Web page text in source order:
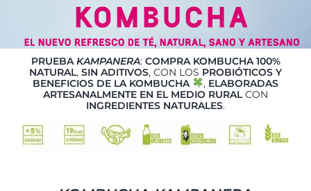
PRUEBAKAMPANERA: COMPRA KOMBUCHA 100%
NATURAL, SIN ADITIVOS, CON LOS PROBIÓTICOS Y
BENEFICIOS DE LA KOMBUCHA
, ELABORADAS
ARTESANALMENTE EN EL MEDIO RURALCON
INGREDIENTES NATURALES.